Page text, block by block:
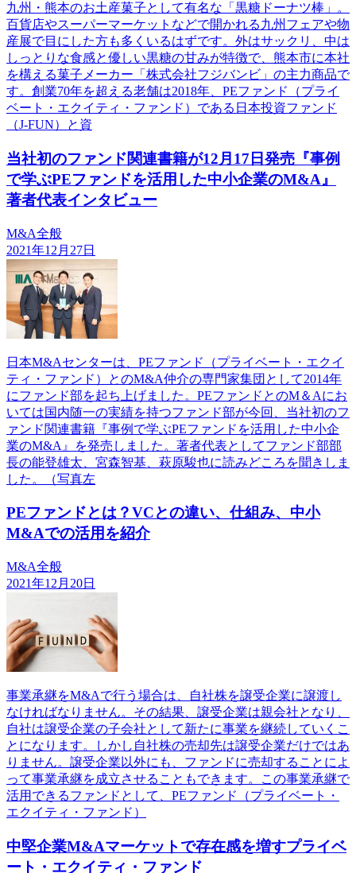
九州・熊本のお土産菓子として有名な「黒糖ドーナツ棒」。
百貨店やスーパーマーケットなどで開かれる九州フェアや物
産展で目にした方も多くいるはずです。外はサックリ、中は
しっとりな食感と優しい黒糖の甘みが特徴で、熊本市に本社
を構える菓子メーカー「株式会社フジバンビ」の主力商品で
す。創業70年を超える老舗は2018年、PEファンド（プライ
ベート・エクイティ・ファンド）である日本投資ファンド
（J-FUN）と資
当社初のファンド関連書籍が12月17日発売『事例
で学ぶPEファンドを活用した中小企業のM&A』
著者代表インタビュー
M&A全般
2021年12月27日
日本M&Aセンターは、PEファンド（プライベート・エクイ
ティ・ファンド）とのM&A仲介の専門家集団として2014年
にファンド部を起ち上げました。PEファンドとのM＆Aにお
いては国内随一の実績を持つファンド部が今回、当社初のフ
ァンド関連書籍『事例で学ぶPEファンドを活用した中小企
業のM&A』を発売しました。著者代表としてファンド部部
長の能登雄太、宮森智基、萩原駿也に読みどころを聞きしま
した。（写真左
PEファンドとは？VCとの違い、仕組み、中小
M&Aでの活用を紹介
M&A全般
2021年12月20日
事業承継をM&Aで行う場合は、自社株を譲受企業に譲渡し
なければなりません。その結果、譲受企業は親会社となり、
自社は譲受企業の子会社として新たに事業を継続していくこ
とになります。しかし自社株の売却先は譲受企業だけではあ
りません。譲受企業以外にも、ファンドに売却することによ
って事業承継を成立させることもできます。この事業承継で
活用できるファンドとして、PEファンド（プライベート・
エクイティ・ファンド）
中堅企業M&Aマーケットで存在感を増すプライベ
ート・エクイティ・ファンド